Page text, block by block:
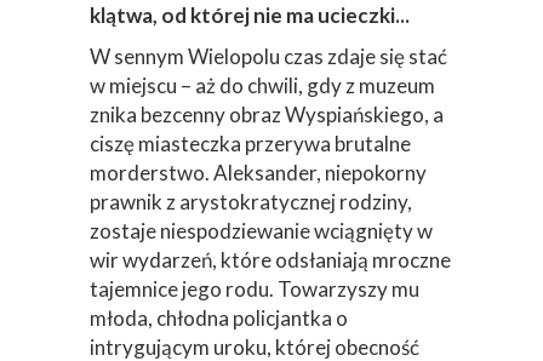
klątwa, od której nie ma ucieczki...
W sennym Wielopolu czas zdaje się stać
w miejscu – aż do chwili, gdy z muzeum
znika bezcenny obraz Wyspiańskiego, a
ciszę miasteczka przerywa brutalne
morderstwo. Aleksander, niepokorny
prawnik z arystokratycznej rodziny,
zostaje niespodziewanie wciągnięty w
wir wydarzeń, które odsłaniają mroczne
tajemnice jego rodu. Towarzyszy mu
młoda, chłodna policjantka o
intrygującym uroku, której obecność